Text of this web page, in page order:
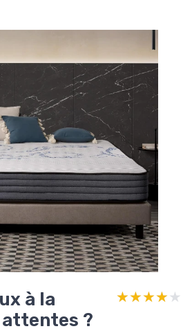
à la
?
★★★★★
★★★★★